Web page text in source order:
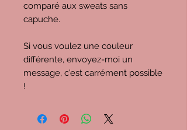
comparé aux sweats sans
capuche.
Si vous voulez une couleur
différente, envoyez-moi un
message, c'est carrément possible
!